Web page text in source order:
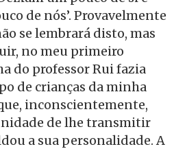
de nós’. Provavelmente
se lembrará disto, mas
no meu primeiro
do professor Rui fazia
de crianças da minha
inconscientemente,
de lhe transmitir
a sua personalidade. A